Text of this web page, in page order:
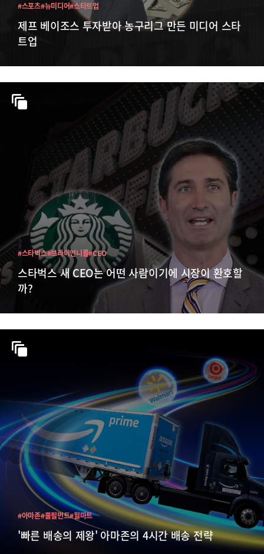
제프 베이조스 투자받아 농구리그 만든 미디어 스타
트업
#스포츠#뉴미디어#스타트업
스타벅스 새 CEO는 어떤 사람이기에 시장이 환호할
까?
#스타벅스#브라이언니콜#CEO
'빠른 배송의 제왕' 아마존의 4시간 배송 전략
#아마존#풀필먼트#월마트